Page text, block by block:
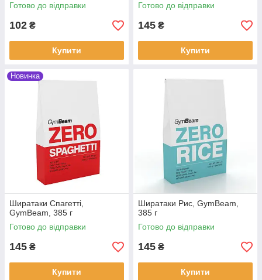
Готово до відправки
102 ₴
Купити
Готово до відправки
145 ₴
Купити
Новинка
Ширатаки Спагетті,
GymBeam, 385 г
Готово до відправки
145 ₴
Купити
Ширатаки Рис, GymBeam,
385 г
Готово до відправки
145 ₴
Купити